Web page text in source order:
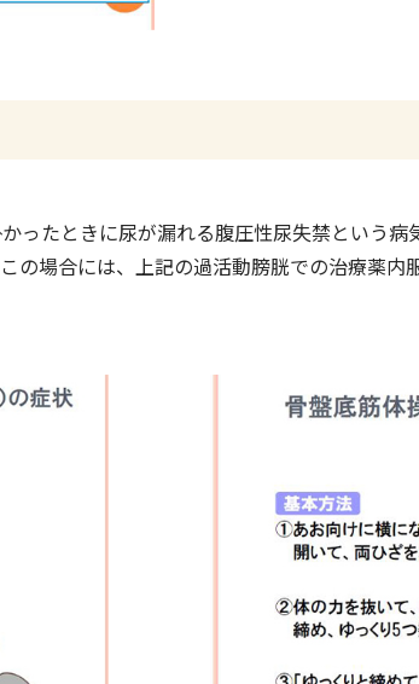
ったときに尿が漏れる腹圧性尿失禁という
の場合には、上記の過活動膀胱での治療薬